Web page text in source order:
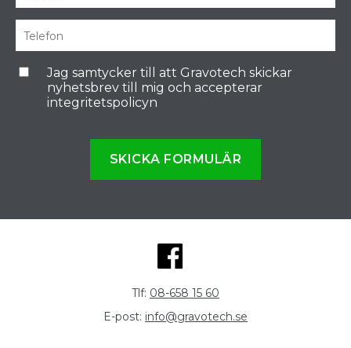
Jag samtycker till att Gravotech skickar
nyhetsbrev till mig och accepterar
integritetspolicyn
SKICKA FORMULÄR
Tlf: 08-658 15 60
E-post: info@gravotech.se